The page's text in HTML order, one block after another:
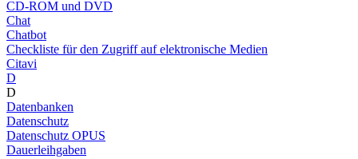
CD-ROM und DVD
Chat
Chatbot
Checkliste für den Zugriff auf elektronische Medien
Citavi
D
D
Datenbanken
Datenschutz
Datenschutz OPUS
Dauerleihgaben